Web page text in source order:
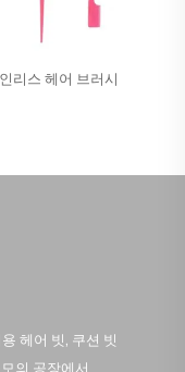
리스 헤어 브러시
헤어 빗, 쿠션 빗
의 공장에서